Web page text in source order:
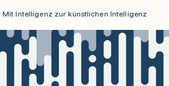
Mit Intelligenz zur künstlichen Intelligenz